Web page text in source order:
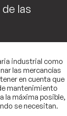
las
industrial como
las mercancías
en cuenta que
mantenimiento
la máxima posible,
se necesitan.